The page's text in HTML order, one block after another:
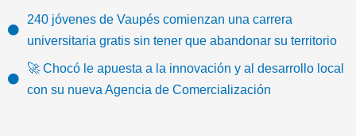
t
o
k
e
b
o
o
k
t
t
e
t
u
b
t
a
g
a
-
e
240 jóvenes de Vaupés comienzan una carrera
universitaria gratis sin tener que abandonar su territorio
🚀 Chocó le apuesta a la innovación y al desarrollo local
con su nueva Agencia de Comercialización